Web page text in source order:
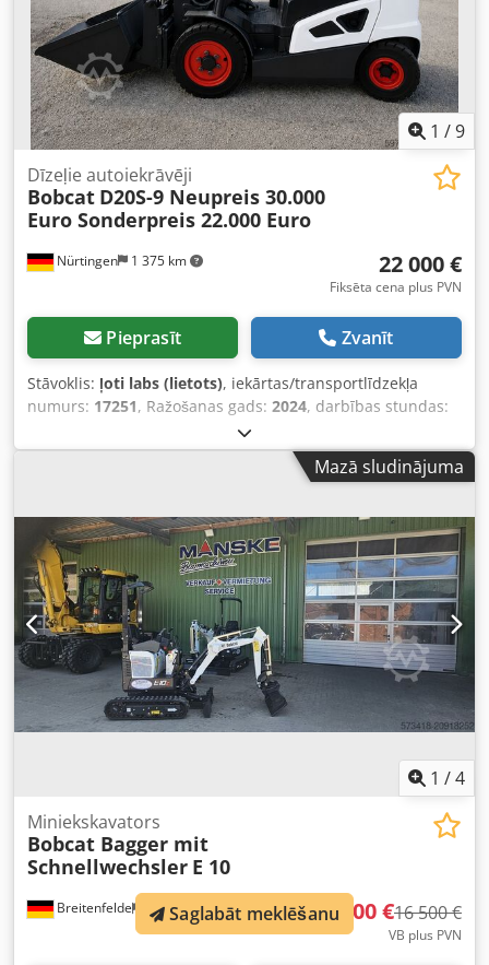
1 /9
Nürtingen 1 375 km
Dīzeļie autoiekrāvēji
Bobcat D20S-9 Neupreis 30.000
Euro Sonderpreis 22.000 Euro
22 000 €
Fiksēta cena plus PVN
Pieprasīt Zvanīt
Stāvoklis: ļoti labs (lietots), iekārtas/transportlīdzekļa
numurs: 17251, Ražošanas gads: 2024, darbības stundas:
, celšanas augstums:
brīvā pacelšana:1 470 mm, kravas smaguma centrs:500
, masta veids:trīskāršs
1 050 mm, priekšējās riepas izmērs:7.00-15 5.50,
aizmugurējās riepas izmērs:6.50-10 , kopējais svars:4 053
kg, 5215420 Sērijas numurs: FDA2A-5052-00236 Chjdpfx
Aiezr Db Hspoa
Mazā sludinājuma
1 /4
Breitenfelde 957 km
Miniekskavators
Bobcat Bagger mit
Schnellwechsler E 10
15 500 €16 500 €
VB plus PVN
Saglabāt meklēšanu